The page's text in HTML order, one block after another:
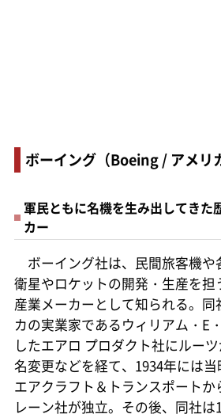
ボーイング（Boeing / アメリ
軍民ともに名機を生み出してきた
カー
ボーイング社は、民間旅客機や
衛星やロケットの開発・生産を担
産業メーカーとして知られる。同
カの実業家であるウィリアム・E
したエアロ プロダクト社にルー
名変更などを経て、1934年には
エアクラフト＆トランスポート
レーン社が独立。その後、同社